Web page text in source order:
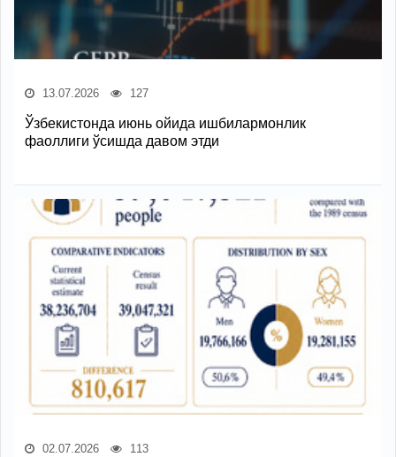
13.07.2026 127
Ўзбекистонда июнь ойида ишбилармонлик
фаоллиги ўсишда давом этди
02.07.2026 113